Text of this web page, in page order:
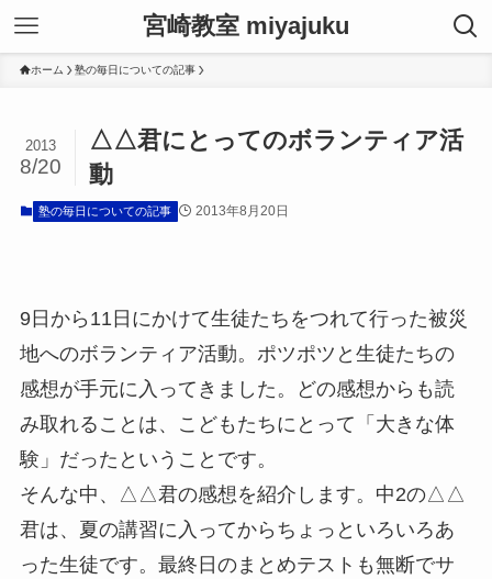
宮崎教室 miyajuku
ホーム 塾の毎日についての記事
△△君にとってのボランティア活
動
2013
8/20
塾の毎日についての記事 2013年8月20日
9日から11日にかけて生徒たちをつれて行った被災
地へのボランティア活動。ポツポツと生徒たちの
感想が手元に入ってきました。どの感想からも読
み取れることは、こどもたちにとって「大きな体
験」だったということです。
そんな中、△△君の感想を紹介します。中2の△△
君は、夏の講習に入ってからちょっといろいろあ
った生徒です。最終日のまとめテストも無断でサ